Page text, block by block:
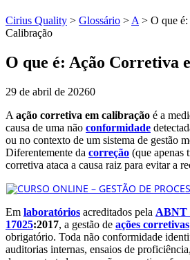
Cirius Quality > Glossário > A > O que
Calibração
O que é: Ação Corretiva
29 de abril de 20260
A ação corretiva em calibração é a
causa de uma não conformidade
ou no contexto de um sistema de gestão
Diferentemente da correção (que apenas
corretiva ataca a causa raiz para evitar a
Em laboratórios acreditados pela ABNT
17025:2017, a gestão de ações corretivas
obrigatório. Toda não conformidade
auditorias internas, ensaios de